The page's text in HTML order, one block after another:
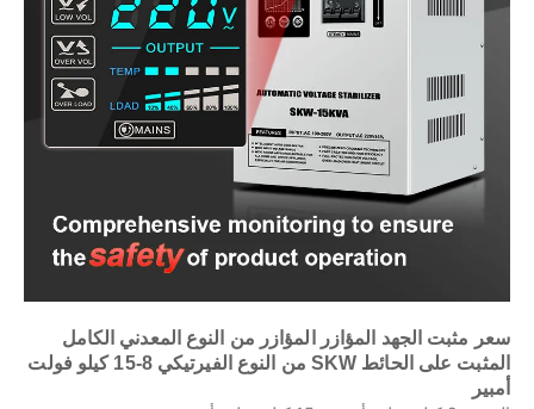
سعر مثبت الجهد المؤازر المؤازر من النوع المعدني الكامل
المثبت على الحائط SKW من النوع الفيرتيكي 8-15 كيلو فولت
أمبير